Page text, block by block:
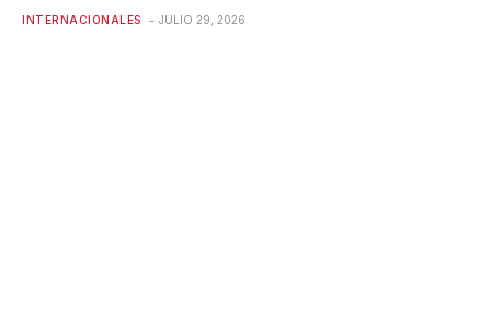
INTERNACIONALES JULIO 29, 2026